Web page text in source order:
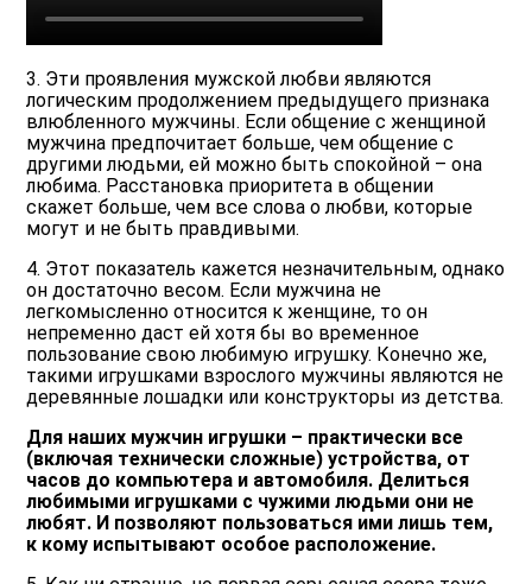
3. Эти проявления мужской любви являются
логическим продолжением предыдущего признака
влюбленного мужчины. Если общение с женщиной
мужчина предпочитает больше, чем общение с
другими людьми, ей можно быть спокойной – она
любима. Расстановка приоритета в общении
скажет больше, чем все слова о любви, которые
могут и не быть правдивыми.
4. Этот показатель кажется незначительным, однако
он достаточно весом. Если мужчина не
легкомысленно относится к женщине, то он
непременно даст ей хотя бы во временное
пользование свою любимую игрушку. Конечно же,
такими игрушками взрослого мужчины являются не
деревянные лошадки или конструкторы из детства.
Для наших мужчин игрушки – практически все
(включая технически сложные) устройства, от
часов до компьютера и автомобиля. Делиться
любимыми игрушками с чужими людьми они не
любят. И позволяют пользоваться ими лишь тем,
к кому испытывают особое расположение.